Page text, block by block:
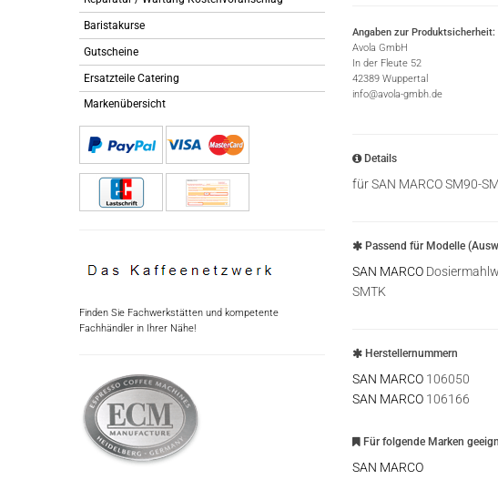
Baristakurse
Gutscheine
Ersatzteile Catering
Markenübersicht
Finden Sie Fachwerkstätten und kompetente
Fachhändler in Ihrer Nähe!
Angaben zur Produktsicherheit:
Avola GmbH
In der Fleute 52
42389 Wuppertal
info@avola-gmbh.de
Details
für SAN MARCO SM90-
Passend für Modelle
SAN MARCO
SMTK
Herstellernummern
SAN MARCO 106050
SAN MARCO 106166
Für folgende Marken
SAN MARCO